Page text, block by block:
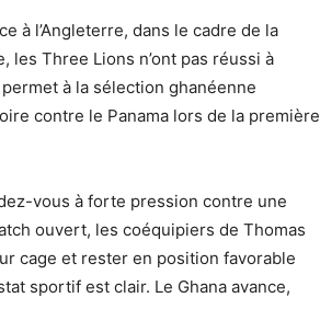
à l’Angleterre, dans le cadre de la
les Three Lions n’ont pas réussi à
à la sélection ghanéenne
contre le Panama lors de la première
vous à forte pression contre une
ouvert, les coéquipiers de Thomas
cage et rester en position favorable
sportif est clair. Le Ghana avance,